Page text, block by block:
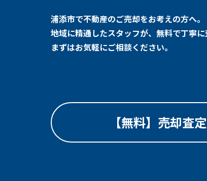
当社
浦添市で不動産のご売却をお考えの方へ。
地域に精通したスタッフが、無料で丁寧に
まずはお気軽にご相談ください。
【無料】売却査